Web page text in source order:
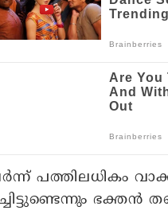
പത്തിലധികം
ഭക്തന്‍